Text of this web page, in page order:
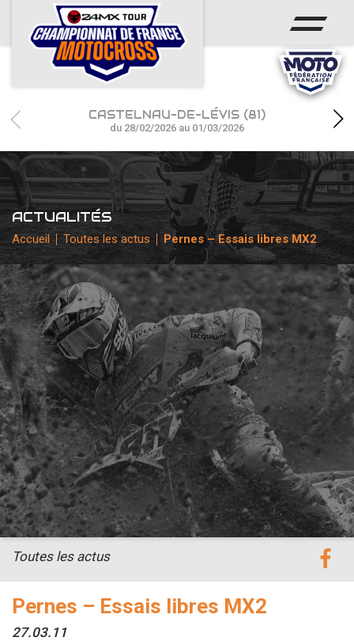
ACCUEIL
ACTUS
CALENDRIER
RÉSULTATS
PHOTOS / WEB TV
CHAMPIONNAT
PARTENAIRES
accéder à la billetterie
CASTELNAU-DE-LÉVIS (81)
du 28/02/2026 au 01/03/2026
ACTUALITÉS
Accueil Toutes les actus Pernes – Essais libres MX2
Pernes – Essais libres MX2
27.03.11
Toutes les actus